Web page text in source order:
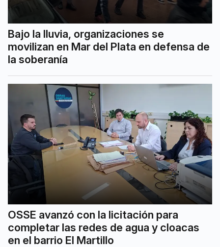
Bajo la lluvia, organizaciones se
movilizan en Mar del Plata en defensa de
la soberanía
OSSE avanzó con la licitación para
completar las redes de agua y cloacas
en el barrio El Martillo